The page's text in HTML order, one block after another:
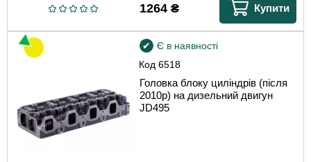
1264₴ Купити
Код6518
Є в наявності
Головка блоку циліндрів (після
2010р) на дизельний двигун
JD495